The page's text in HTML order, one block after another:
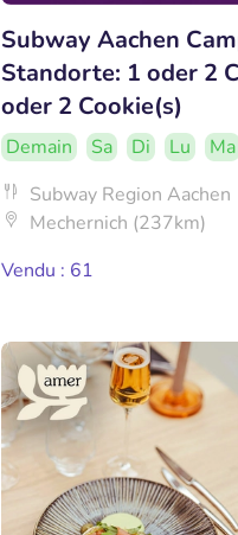
Subway Aachen
Standorte: 1 oder 2
oder 2 Cookie(s)
Demain Sa Di Lu Ma
Subway Region Aachen
Mechernich (237km)
Vendu : 61